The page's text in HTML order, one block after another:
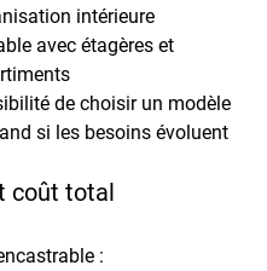
intérieure
avec étagères et
de choisir un modèle
si les besoins évoluent
coût total
: